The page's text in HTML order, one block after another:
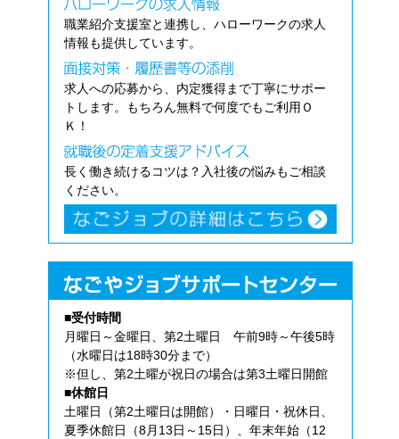
職業紹介支援室と連携し、ハローワークの求人
情報も提供しています。
求人への応募から、内定獲得まで丁寧にサポー
トします。もちろん無料で何度でもご利用Ｏ
Ｋ！
長く働き続けるコツは？入社後の悩みもご相談
ください。
■受付時間
月曜日～金曜日、第2土曜日 午前9時～午後5時
（水曜日は18時30分まで）
※但し、第2土曜が祝日の場合は第3土曜日開館
■休館日
土曜日（第2土曜日は開館）・日曜日・祝休日、
夏季休館日（8月13日～15日）、年末年始（12